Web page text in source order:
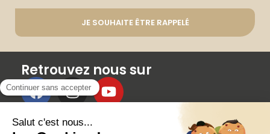
JE SOUHAITE ÊTRE RAPPELÉ
Retrouvez nous sur